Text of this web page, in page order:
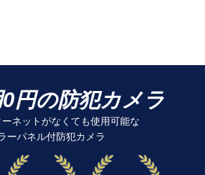
円の防犯カメラ
ネットがなくても使用可能な
ーパネル付防犯カメラ